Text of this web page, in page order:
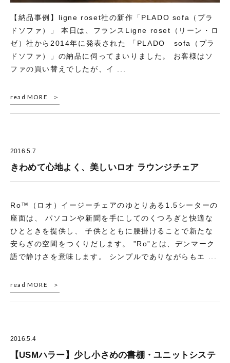
【納品事例】ligne roset社の新作「PLADO sofa（プラ
ドソファ）」 本日は、フランスLigne roset（リーン・ロ
ゼ）社から2014年に発表された 「PLADO sofa（プラ
ドソファ）」の納品に伺ってまいりました。 お客様はソ
ファの買い替えでしたが、イ ...
read MORE
2016.5.7
きわめて心地よく、美しいロオ ラウンジチェア
Ro™（ロオ）イージーチェアのゆとりある1.5シーターの
座面は、 パソコンや新聞を手にしてのくつろぎと快適な
ひとときを提供し、 子供とともに腰掛けることで新たな
安らぎの空間をつくりだします。 ”Ro”とは、デンマーク
語で静けさを意味します。 シンプルでありながらもエ ...
read MORE
2016.5.4
【USMハラー】少し小さめの書棚・ユニットシステ